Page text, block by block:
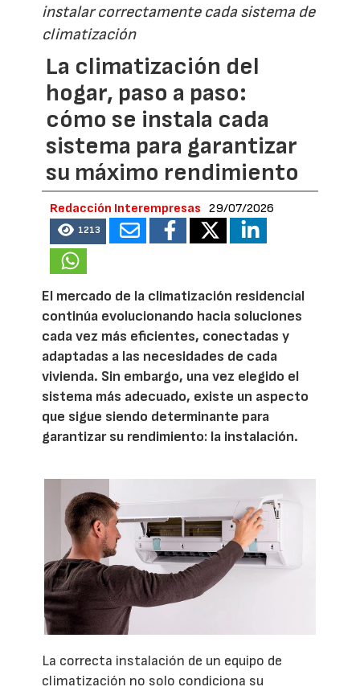
instalar correctamente cada sistema de
climatización
La climatización del
hogar, paso a paso:
cómo se instala cada
sistema para garantizar
su máximo rendimiento
Redacción Interempresas 29/07/2026
1213
El mercado de la climatización residencial
continúa evolucionando hacia soluciones
cada vez más eficientes, conectadas y
adaptadas a las necesidades de cada
vivienda. Sin embargo, una vez elegido el
sistema más adecuado, existe un aspecto
que sigue siendo determinante para
garantizar su rendimiento: la instalación.
La correcta instalación de un equipo de
climatización no solo condiciona su